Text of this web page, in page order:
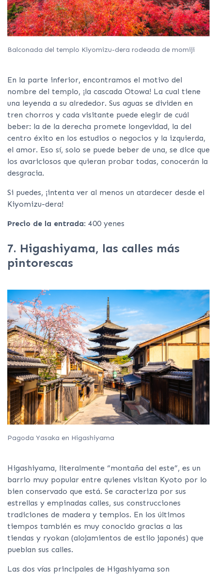
Balconada del templo Kiyomizu-dera rodeada de momiji
En la parte inferior, encontramos el motivo del
nombre del templo, ¡la cascada Otowa! La cual tiene
una leyenda a su alrededor. Sus aguas se dividen en
tren chorros y cada visitante puede elegir de cuál
beber: la de la derecha promete longevidad, la del
centro éxito en los estudios o negocios y la izquierda,
el amor. Eso sí, solo se puede beber de una, se dice que
los avariciosos que quieran probar todas, conocerán la
desgracia.
Si puedes, ¡intenta ver al menos un atardecer desde el
Kiyomizu-dera!
Precio de la entrada: 400 yenes
7. Higashiyama, las calles más
pintorescas
Pagoda Yasaka en Higashiyama
Higashiyama, literalmente “montaña del este”, es un
barrio muy popular entre quienes visitan Kyoto por lo
bien conservado que está. Se caracteriza por sus
estrellas y empinadas calles, sus construcciones
tradiciones de madera y templos. En los últimos
tiempos también es muy conocido gracias a las
tiendas y ryokan (alojamientos de estilo japonés) que
pueblan sus calles.
Las dos vías principales de Higashiyama son